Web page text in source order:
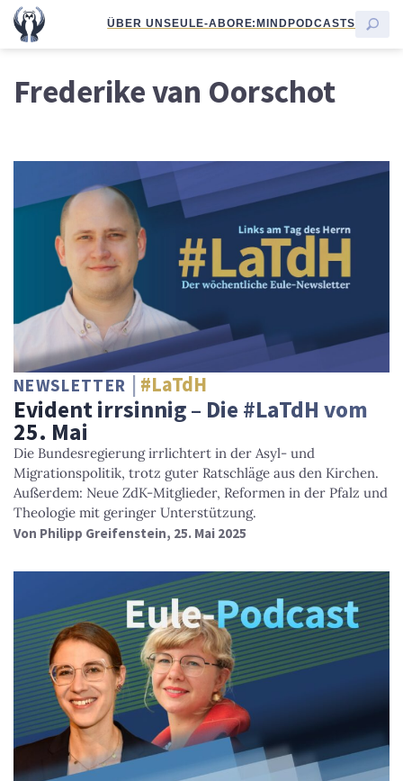
ÜBER UNSEULE-ABORE:MINDPODCASTS
Frederike van Oorschot
NEWSLETTER #LaTdH
Evident irrsinnig – Die #LaTdH vom
25. Mai
Die Bundesregierung irrlichtert in der Asyl- und
Migrationspolitik, trotz guter Ratschläge aus den Kirchen.
Außerdem: Neue ZdK-Mitglieder, Reformen in der Pfalz und
Theologie mit geringer Unterstützung.
Von Philipp Greifenstein, 25. Mai 2025